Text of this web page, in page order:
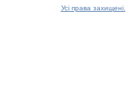
Усі права захищені.